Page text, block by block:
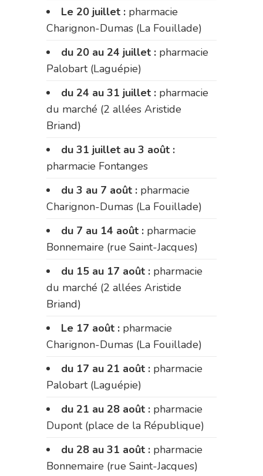
Le 20 juillet : pharmacie
Charignon-Dumas (La Fouillade)
du 20 au 24 juillet : pharmacie
Palobart (Laguépie)
du 24 au 31 juillet : pharmacie
du marché (2 allées Aristide
Briand)
du 31 juillet au 3 août :
pharmacie Fontanges
du 3 au 7 août : pharmacie
Charignon-Dumas (La Fouillade)
du 7 au 14 août : pharmacie
Bonnemaire (rue Saint-Jacques)
du 15 au 17 août : pharmacie
du marché (2 allées Aristide
Briand)
Le 17 août : pharmacie
Charignon-Dumas (La Fouillade)
du 17 au 21 août : pharmacie
Palobart (Laguépie)
du 21 au 28 août : pharmacie
Dupont (place de la République)
du 28 au 31 août : pharmacie
Bonnemaire (rue Saint-Jacques)